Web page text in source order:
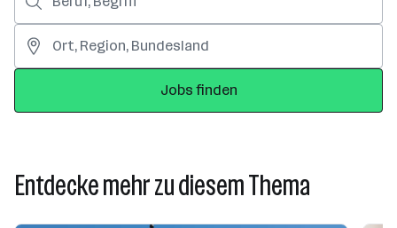
Jobs finden
Entdecke mehr zu diesem Thema